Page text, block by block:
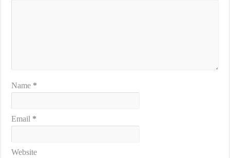
Name *
Email *
Website